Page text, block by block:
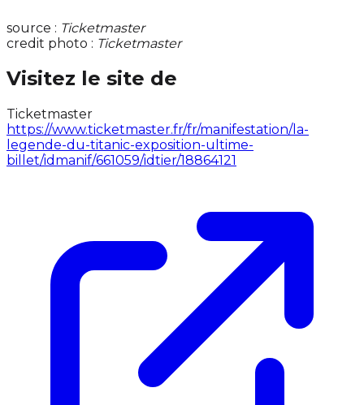
source : Ticketmaster
credit photo : Ticketmaster
Visitez le site de
Ticketmaster
https://www.ticketmaster.fr/fr/manifestation/la-
legende-du-titanic-exposition-ultime-
billet/idmanif/661059/idtier/18864121